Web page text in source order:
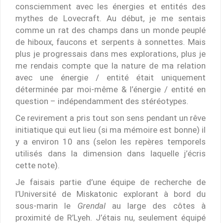
consciemment avec les énergies et entités des
mythes de Lovecraft. Au début, je me sentais
comme un rat des champs dans un monde peuplé
de hiboux, faucons et serpents à sonnettes. Mais
plus je progressais dans mes explorations, plus je
me rendais compte que la nature de ma relation
avec une énergie / entité était uniquement
déterminée par moi-même & l’énergie / entité en
question – indépendamment des stéréotypes.
Ce revirement a pris tout son sens pendant un rêve
initiatique qui eut lieu (si ma mémoire est bonne) il
y a environ 10 ans (selon les repères temporels
utilisés dans la dimension dans laquelle j’écris
cette note).
Je faisais partie d’une équipe de recherche de
l’Université de Miskatonic explorant à bord du
sous-marin le Grendalau large des côtes à
proximité de R’Lyeh. J’étais nu, seulement équipé